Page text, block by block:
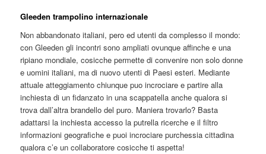
Gleeden trampolino internazionale
Non abbandonato italiani, pero ed utenti da complesso il mondo:
con Gleeden gli incontri sono ampliati ovunque affinche e una
ripiano mondiale, cosicche permette di convenire non solo donne
e uomini italiani, ma di nuovo utenti di Paesi esteri. Mediante
attuale atteggiamento chiunque puo incrociare e partire alla
inchiesta di un fidanzato in una scappatella anche qualora si
trova dall’altra brandello del puro. Maniera trovarlo? Basta
adattarsi la inchiesta accesso la putrella ricerche e il filtro
informazioni geografiche e puoi incrociare purchessia cittadina
qualora c’e un collaboratore cosicche ti aspetta!